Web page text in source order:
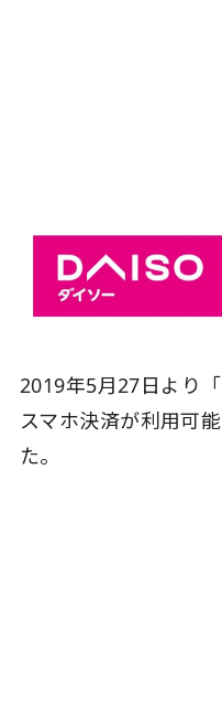
2019年5月27日より
スマホ決済が利用可
た。